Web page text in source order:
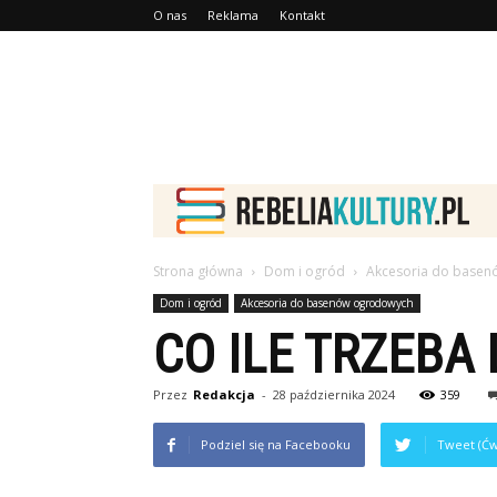
O nas Reklama Kontakt
Strona główna Dom i ogród Akcesoria do
Dom i ogród Akcesoria do basenów ogrodowych
CO ILE TRZEBA
Przez Redakcja - 28 października 2024 359
Podziel się na Facebooku Tweet